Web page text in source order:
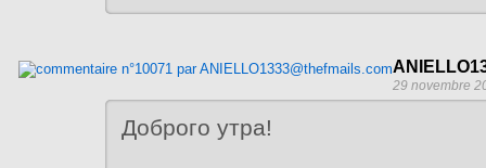
29 novembre
Доброго утра!